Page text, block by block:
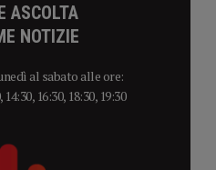
ASCOLTA
NOTIZIE
al sabato alle ore:
14:30, 16:30, 18:30, 19:30